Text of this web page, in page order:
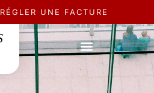
RÉGLER UNE FACTURE